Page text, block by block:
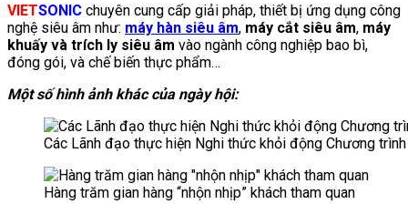
VIETSONIC chuyên cung cấp giải pháp, thiết bị ứng dụng công
nghệ siêu âm như: máy hàn siêu âm, máy cắt siêu âm, máy
khuấy và trích ly siêu âm vào ngành công nghiệp bao bì,
đóng gói, và chế biến thực phẩm…
Một số hình ảnh khác của ngày hội:
Các Lãnh đạo thực hiện Nghi thức khỏi động Chương trình
Hàng trăm gian hàng “nhộn nhịp” khách tham quan